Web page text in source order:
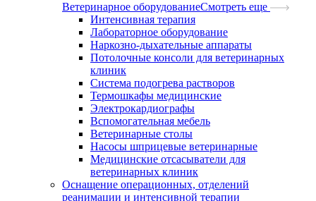
Ветеринарное оборудованиеСмотреть еще
Интенсивная терапия
Лабораторное оборудование
Наркозно-дыхательные аппараты
Потолочные консоли для ветеринарных
клиник
Система подогрева растворов
Термошкафы медицинские
Электрокардиографы
Вспомогательная мебель
Ветеринарные столы
Насосы шприцевые ветеринарные
Медицинские отсасыватели для
ветеринарных клиник
Оснащение операционных, отделений
реанимации и интенсивной терапии